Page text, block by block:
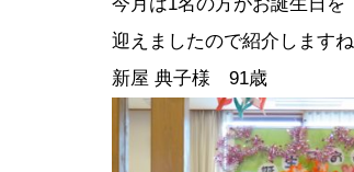
迎えましたので紹介しますね
新屋 典子様 91歳